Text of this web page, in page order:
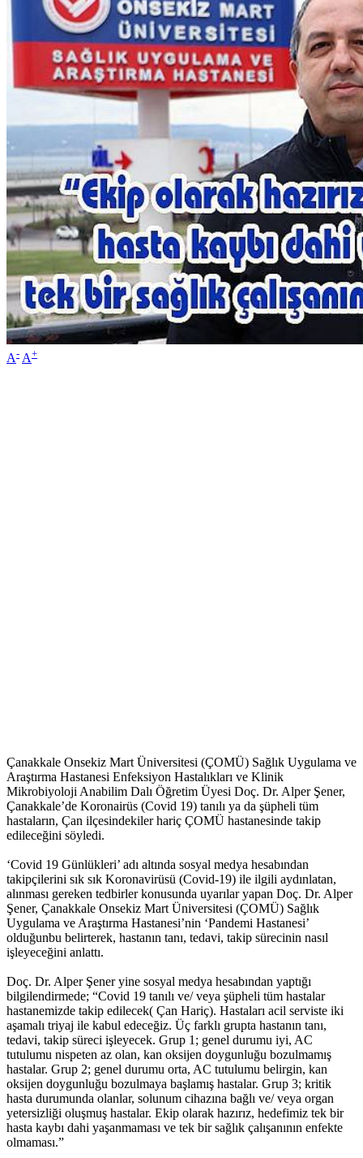
A- A+
Çanakkale Onsekiz Mart Üniversitesi (ÇOMÜ) Sağlık Uygulama ve
Araştırma Hastanesi Enfeksiyon Hastalıkları ve Klinik
Mikrobiyoloji Anabilim Dalı Öğretim Üyesi Doç. Dr. Alper Şener,
Çanakkale’de Koronairüs (Covid 19) tanılı ya da şüpheli tüm
hastaların, Çan ilçesindekiler hariç ÇOMÜ hastanesinde takip
edileceğini söyledi.
‘Covid 19 Günlükleri’ adı altında sosyal medya hesabından
takipçilerini sık sık Koronavirüsü (Covid-19) ile ilgili aydınlatan,
alınması gereken tedbirler konusunda uyarılar yapan Doç. Dr. Alper
Şener, Çanakkale Onsekiz Mart Üniversitesi (ÇOMÜ) Sağlık
Uygulama ve Araştırma Hastanesi’nin ‘Pandemi Hastanesi’
olduğunbu belirterek, hastanın tanı, tedavi, takip sürecinin nasıl
işleyeceğini anlattı.
Doç. Dr. Alper Şener yine sosyal medya hesabından yaptığı
bilgilendirmede; “Covid 19 tanılı ve/ veya şüpheli tüm hastalar
hastanemizde takip edilecek( Çan Hariç). Hastaları acil serviste iki
aşamalı triyaj ile kabul edeceğiz. Üç farklı grupta hastanın tanı,
tedavi, takip süreci işleyecek. Grup 1; genel durumu iyi, AC
tutulumu nispeten az olan, kan oksijen doygunluğu bozulmamış
hastalar. Grup 2; genel durumu orta, AC tutulumu belirgin, kan
oksijen doygunluğu bozulmaya başlamış hastalar. Grup 3; kritik
hasta durumunda olanlar, solunum cihazına bağlı ve/ veya organ
yetersizliği oluşmuş hastalar. Ekip olarak hazırız, hedefimiz tek bir
hasta kaybı dahi yaşanmaması ve tek bir sağlık çalışanının enfekte
olmaması.”